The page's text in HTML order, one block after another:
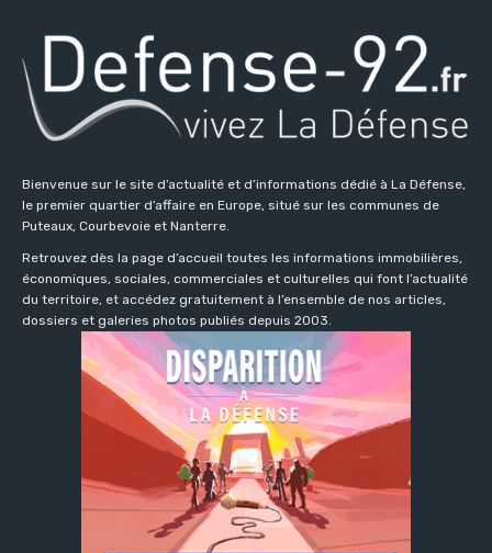
Bienvenue sur le site d’actualité et d’informations dédié à La Défense,
le premier quartier d’affaire en Europe, situé sur les communes de
Puteaux, Courbevoie et Nanterre.
Retrouvez dès la page d’accueil toutes les informations immobilières,
économiques, sociales, commerciales et culturelles qui font l’actualité
du territoire, et accédez gratuitement à l’ensemble de nos articles,
dossiers et galeries photos publiés depuis 2003.